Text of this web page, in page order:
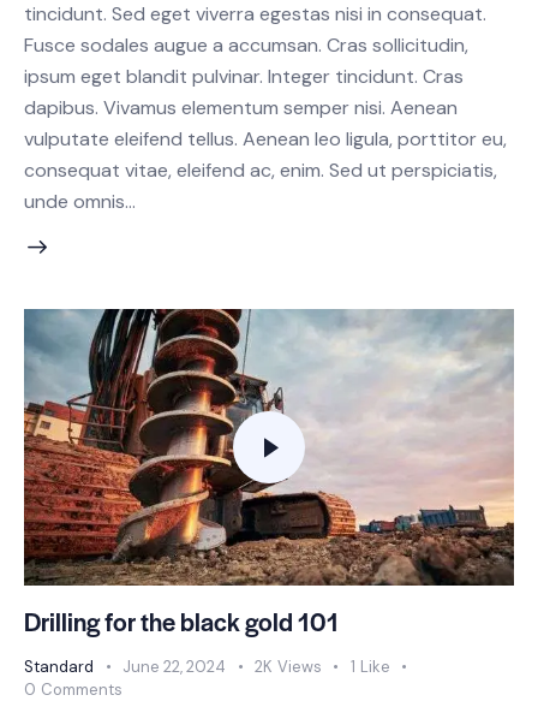
tincidunt. Sed eget viverra egestas nisi in consequat.
Fusce sodales augue a accumsan. Cras sollicitudin,
ipsum eget blandit pulvinar. Integer tincidunt. Cras
dapibus. Vivamus elementum semper nisi. Aenean
vulputate eleifend tellus. Aenean leo ligula, porttitor eu,
consequat vitae, eleifend ac, enim. Sed ut perspiciatis,
unde omnis…
Drilling for the black gold 101
Standard June 22, 2024 2K Views 1 Like
0 Comments